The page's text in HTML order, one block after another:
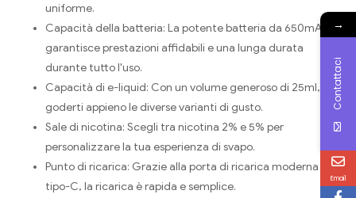
uniforme.
Capacità della batteria: La potente batteria da 650mAh
garantisce prestazioni affidabili e una lunga durata
durante tutto l'uso.
Capacità di e-liquid: Con un volume generoso di 25ml, puoi
goderti appieno le diverse varianti di gusto.
Sale di nicotina: Scegli tra nicotina 2% e 5% per
personalizzare la tua esperienza di svapo.
Punto di ricarica: Grazie alla porta di ricarica moderna di
tipo-C, la ricarica è rapida e semplice.
→
Contattaci
Email